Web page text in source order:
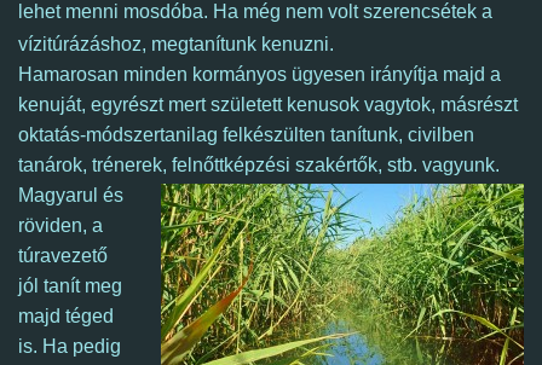
lehet menni mosdóba. Ha még nem volt szerencsétek a
vízitúrázáshoz, megtanítunk kenuzni.
Hamarosan minden kormányos ügyesen irányítja majd a
kenuját, egyrészt mert született kenusok vagytok, másrészt
oktatás-módszertanilag felkészülten tanítunk, civilben
tanárok, trénerek, felnőttképzési szakértők, stb. vagyunk.
Magyarul és
röviden, a
túravezető
jól tanít meg
majd téged
is. Ha pedig